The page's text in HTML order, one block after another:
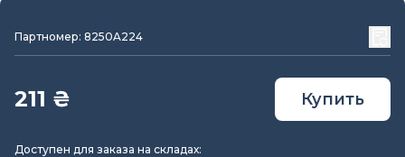
Партномер: 8250A224
211 ₴ Купить
Доступен для заказа на складах: